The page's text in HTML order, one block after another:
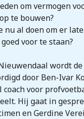
om vermogen
te bouwen?
nu al doen om er
voor te staan?
wordt de
door Ben-Ivar
coach voor
Hij gaat in
en Gerdine